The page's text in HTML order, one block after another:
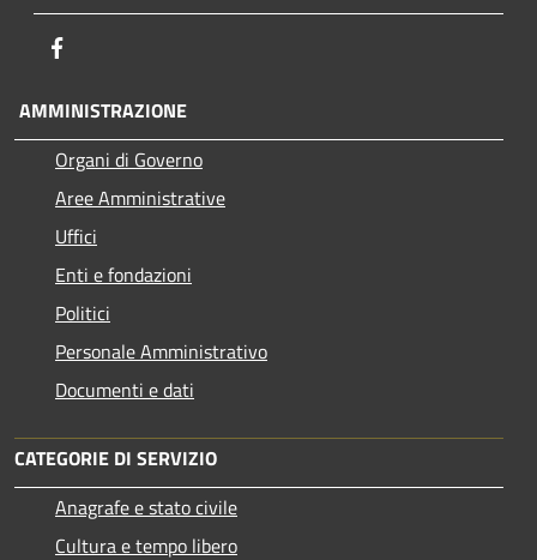
AMMINISTRAZIONE
Organi di Governo
Aree Amministrative
Uffici
Enti e fondazioni
Politici
Personale Amministrativo
Documenti e dati
CATEGORIE DI SERVIZIO
Anagrafe e stato civile
Cultura e tempo libero